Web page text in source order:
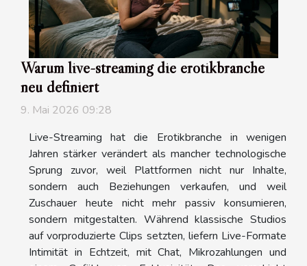
Warum live-streaming die erotikbranche
neu definiert
9. Mai 2026 09:28
Live-Streaming hat die Erotikbranche in wenigen
Jahren stärker verändert als mancher technologische
Sprung zuvor, weil Plattformen nicht nur Inhalte,
sondern auch Beziehungen verkaufen, und weil
Zuschauer heute nicht mehr passiv konsumieren,
sondern mitgestalten. Während klassische Studios
auf vorproduzierte Clips setzten, liefern Live-Formate
Intimität in Echtzeit, mit Chat, Mikrozahlungen und